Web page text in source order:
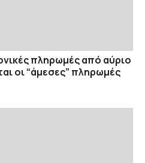
πληρωμές από αύριο
οι “άμεσες” πληρωμές